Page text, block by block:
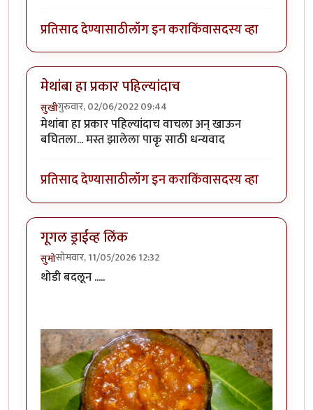
प्रतिसाद देण्यासाठीलॉग इन कराकिंवासदस्य व्हा
मेथांबा हा प्रकार पहिल्यांदाच
सुखीगुरुवार, 02/06/2022 09:44
मेथांबा हा प्रकार पहिल्यांदाच वाचला अन् खाऊन
बघितला... मस्त झालेला पाकृ साठी धन्यवाद
प्रतिसाद देण्यासाठीलॉग इन कराकिंवासदस्य व्हा
गूगल ड्राईव्ह लिंक
सुमोसोमवार, 11/05/2026 12:32
थोडी बदलून .....